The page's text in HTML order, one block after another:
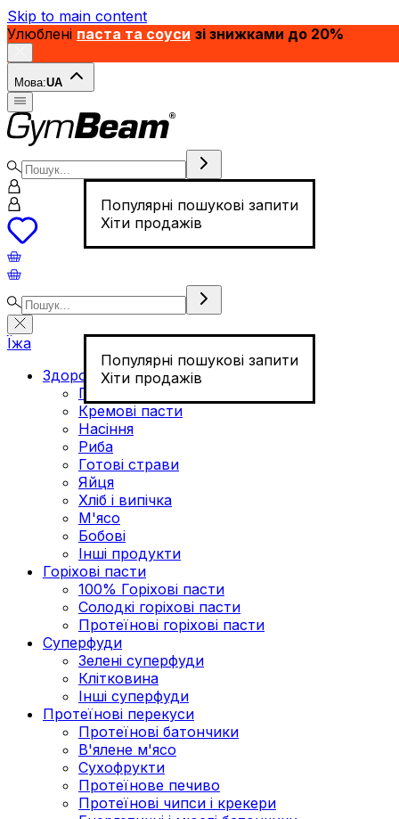
Skip to main content
Улюблені паста та соуси зі знижками до 20%
Мова:UA
Популярні пошукові запити
Хіти продажів
Популярні пошукові запити
Хіти продажів
Їжа
Здорове харчування
Горіхи
Кремові пасти
Насіння
Риба
Готові страви
Яйця
Хліб і випічка
М'ясо
Бобові
Інші продукти
Горіхові пасти
100% Горіхові пасти
Солодкі горіхові пасти
Протеїнові горіхові пасти
Суперфуди
Зелені суперфуди
Клітковина
Інші суперфуди
Протеїнові перекуси
Протеїнові батончики
В'ялене м'ясо
Сухофрукти
Протеїнове печиво
Протеїнові чипси і крекери